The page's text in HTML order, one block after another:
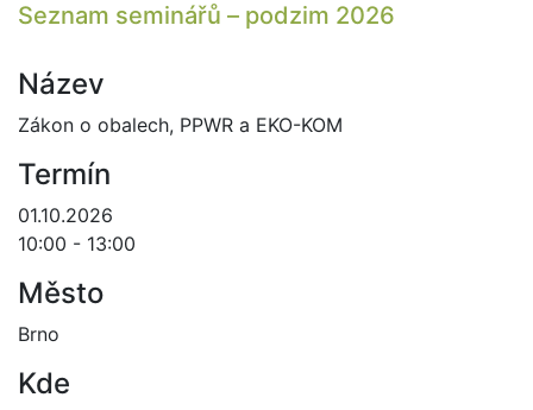
Seznam seminářů – podzim 2026
Název
Zákon o obalech, PPWR a EKO-KOM
Termín
01.10.2026
10:00 - 13:00
Město
Brno
Kde